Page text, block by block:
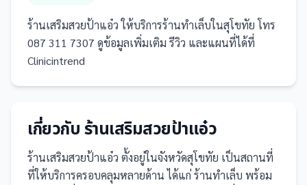
ร้านเสริมสวยป้าแอ๋ว ให้บริการร้านทำเล็บในสุโขทัย โทร
087 311 7307 ดูข้อมูลเพิ่มเติม รีวิว และแผนที่ได้ที่
Clinicintrend
เกี่ยวกับร้านเสริมสวยป้าแอ๋ว
ร้านเสริมสวยป้าแอ๋ว ตั้งอยู่ในจังหวัดสุโขทัย เป็นสถานที่
ที่ให้บริการครอบคลุมหลายด้าน ได้แก่ ร้านทำเล็บ พร้อม